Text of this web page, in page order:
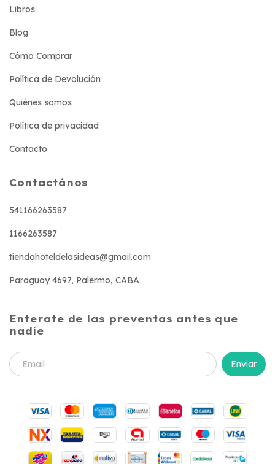
Libros
Blog
Cómo Comprar
Política de Devolución
Quiénes somos
Política de privacidad
Contacto
Contactános
541166263587
1166263587
tiendahoteldelasideas@gmail.com
Paraguay 4697, Palermo, CABA
Enterate de las preventas antes que
nadie